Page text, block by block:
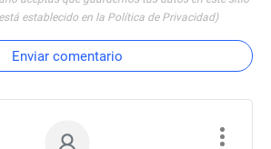
establecido en la Política de Privacidad)
Enviar comentario